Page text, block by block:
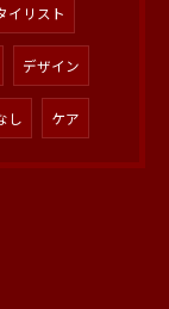
イリスト
デザイン
し ケア